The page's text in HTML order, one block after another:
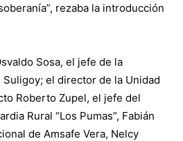
rezaba la introducción
Sosa, el jefe de la
el director de la Unidad
Roberto Zupel, el jefe del
Rural “Los Pumas”, Fabián
de Amsafe Vera, Nelcy